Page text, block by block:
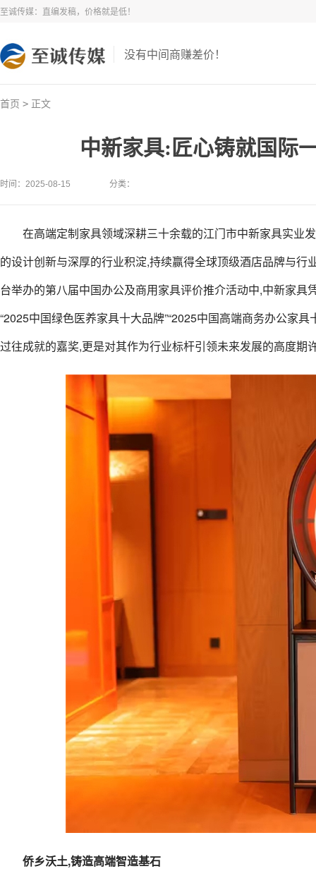
至诚传媒：直编发稿，价格就是低！
没有中间商赚差价！
首页 > 正文
中新家具:匠心铸就国际
时间：2025-08-15 分类：
在高端定制家具领域深耕三十余载的江门市中新家具实业
的设计创新与深厚的行业积淀,持续赢得全球顶级酒店品牌与
台举办的第八届中国办公及商用家具评价推介活动中,中新家具
“2025中国绿色医养家具十大品牌”“2025中国高端商务办公家
过往成就的嘉奖,更是对其作为行业标杆引领未来发展的高度期
侨乡沃土,铸造高端智造基石